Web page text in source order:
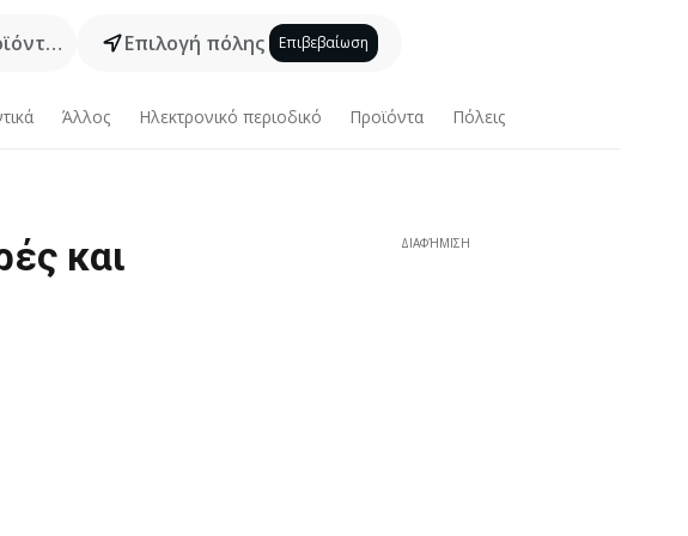
Επιλογή πόλης Επιβεβαίωση
Άλλος Ηλεκτρονικό περιοδικό Προϊόντα Πόλεις
και ΔΙΑΦΉΜΙΣΗ